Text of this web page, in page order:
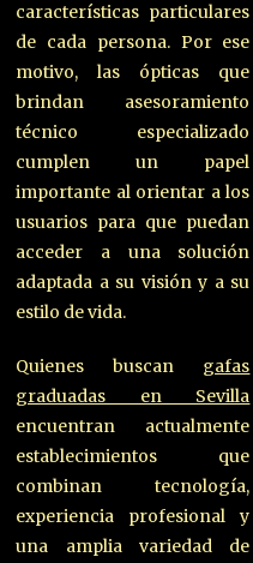
características particulares
de cada persona. Por ese
motivo, las ópticas que
brindan asesoramiento
técnico especializado
cumplen un papel
importante al orientar a los
usuarios para que puedan
acceder a una solución
adaptada a su visión y a su
estilo de vida.
Quienes buscan gafas
graduadas en Sevilla
encuentran actualmente
establecimientos que
combinan tecnología,
experiencia profesional y
una amplia variedad de